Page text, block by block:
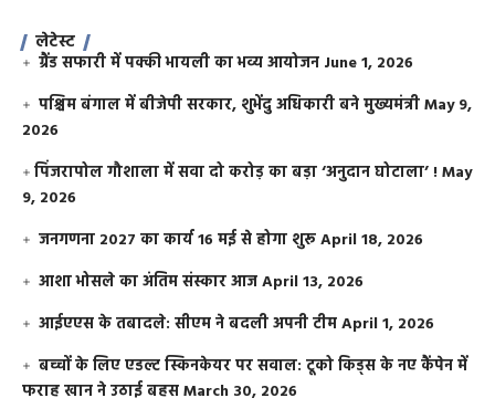
लेटेस्ट
ग्रैंड सफारी में पक्की भायली का भव्य आयोजन June 1, 2026
पश्चिम बंगाल में बीजेपी सरकार, शुभेंदु अधिकारी बने मुख्यमंत्रीMay 9,
2026
​पिंजरापोल गौशाला में सवा दो करोड़ का बड़ा ‘अनुदान घोटाला’ !May
9, 2026
जनगणना 2027 का कार्य 16 मई से होगा शुरूApril 18, 2026
आशा भोसले का अंतिम संस्कार आजApril 13, 2026
आईएएस के तबादले: सीएम ने बदली अपनी टीमApril 1, 2026
बच्चों के लिए एडल्ट स्किनकेयर पर सवाल: टूको किड्स के नए कैंपेन में
फराह खान ने उठाई बहसMarch 30, 2026